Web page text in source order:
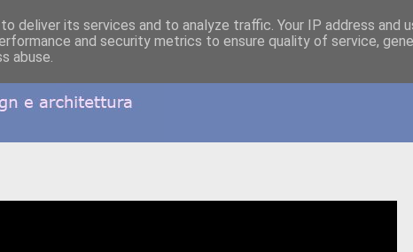
deliver its services and to analyze traffic. Your IP address and
and security metrics to ensure quality of service,
abuse.